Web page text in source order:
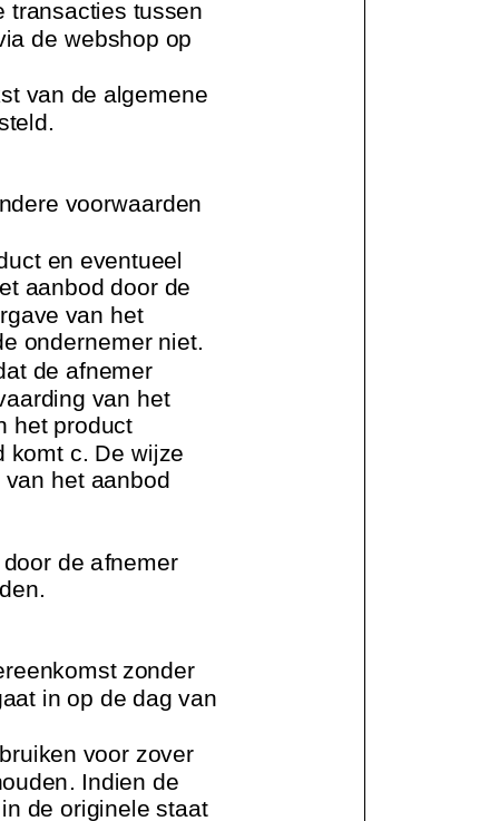
transacties tussen
de webshop op
van de algemene
voorwaarden
en eventueel
aanbod door de
van het
ondernemer niet.
de afnemer
van het
het product
komt c. De wijze
het aanbod
de afnemer
zonder
in op de dag van
voor zover
Indien de
de originele staat